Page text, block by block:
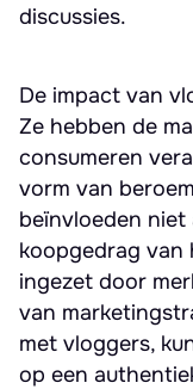
discussies.
De impact van
Ze hebben de
consumeren
vorm van
beïnvloeden niet
koopgedrag van
ingezet door
van
met vloggers,
op een